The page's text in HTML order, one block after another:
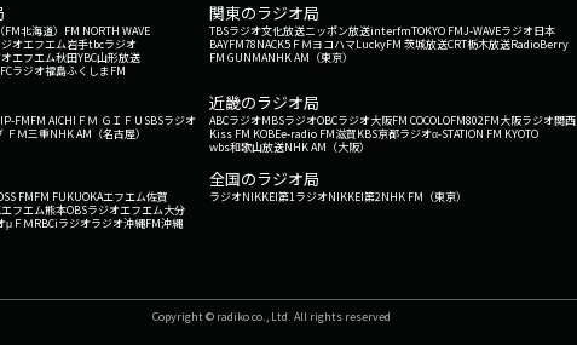
北海道） FM NORTH WAVE
オエフエム岩手tbcラジオ
エフエム秋田YBC山形放送
ラジオ福島ふくしまFM
関東のラジオ局
TBSラジオ文化放送ニッポン放送interfmTOKYO FMJ-WAVEラジオ日本
BAYFM78NACK5 ＦＭヨコハマLuckyFM 茨城放送CRT栃木放送RadioBerry
FM GUNMANHK AM（東京）
FMFM AICHI ＦＭ ＧＩＦＵ SBSラジオ
ＦＭ三重NHK AM（名古屋）
近畿のラジオ局
ABCラジオMBSラジオOBCラジオ大阪FM COCOLOFM802FM大阪ラジオ関西
Kiss FM KOBEe-radio FM滋賀KBS京都ラジオα-STATION FM KYOTO
wbs和歌山放送NHK AM（大阪）
FMFM FUKUOKAエフエム佐賀
フエム熊本OBSラジオエフエム大分
μＦＭRBCiラジオラジオ沖縄FM沖縄
全国のラジオ局
ラジオNIKKEI第1ラジオNIKKEI第2NHK FM（東京）
Copyright © radiko co., Ltd. All rights reserved